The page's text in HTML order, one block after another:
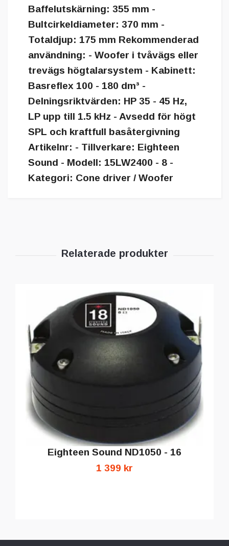
Baffelutskärning: 355 mm -
Bultcirkeldiameter: 370 mm -
Totaldjup: 175 mm Rekommenderad
användning: - Woofer i tvåvägs eller
trevägs högtalarsystem - Kabinett:
Basreflex 100 - 180 dm³ -
Delningsriktvärden: HP 35 - 45 Hz,
LP upp till 1.5 kHz - Avsedd för högt
SPL och kraftfull basåtergivning
Artikelnr: - Tillverkare: Eighteen
Sound - Modell: 15LW2400 - 8 -
Kategori: Cone driver / Woofer
Eighteen Sound ND1050 - 16
1 399 kr